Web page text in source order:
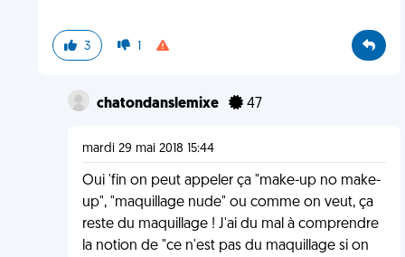
3 1
chatondanslemixe 47
mardi 29 mai 2018 15:44
Oui 'fin on peut appeler ça "make-up no make-
up", "maquillage nude" ou comme on veut, ça
reste du maquillage ! J'ai du mal à comprendre
la notion de "ce n'est pas du maquillage si on